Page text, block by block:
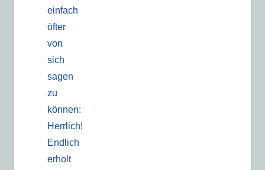
einfach
öfter
von
sich
sagen
zu
können:
Herrlich!
Endlich
erholt